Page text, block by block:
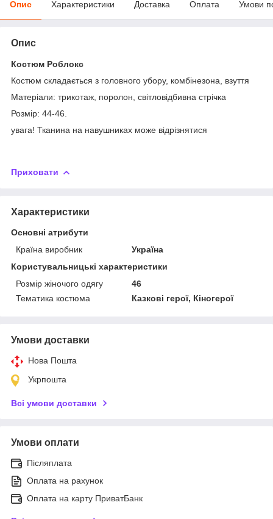
Опис Характеристики Доставка Оплата Умови
Опис
Костюм Роблокс
Костюм складається з головного убору, комбінезона, взуття
Матеріали: трикотаж, поролон, світловідбивна стрічка
Розмір: 44-46.
увага! Тканина на навушниках може відрізнятися
Приховати
Характеристики
Основні атрибути
Країна виробник
Україна
Користувальницькі характеристики
Розмір жіночого одягу
46
Тематика костюма
Казкові герої, Кіногерої
Умови доставки
Нова Пошта
Укрпошта
Всі умови доставки
Умови оплати
Післяплата
Оплата на рахунок
Оплата на карту ПриватБанк